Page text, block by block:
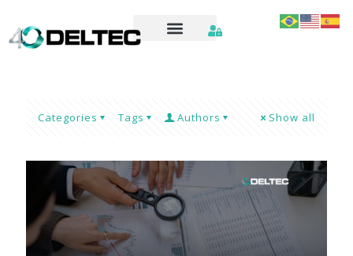
Categories Tags Authors Show all